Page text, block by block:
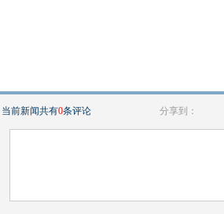
当前新闻共有0条评论 分享到：